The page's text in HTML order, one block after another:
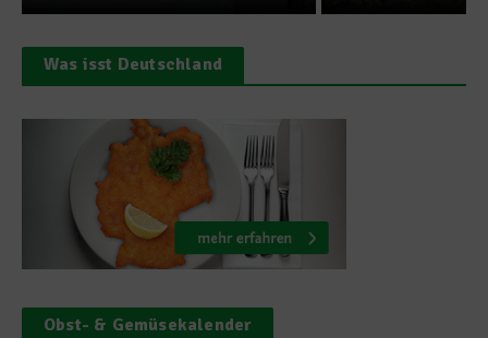
Was isst Deutschland
Obst- & Gemüsekalender